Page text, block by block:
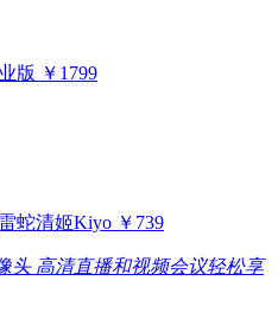
版 ￥1799
蛇清姬Kiyo ￥739
头 高清直播和视频会议轻松享